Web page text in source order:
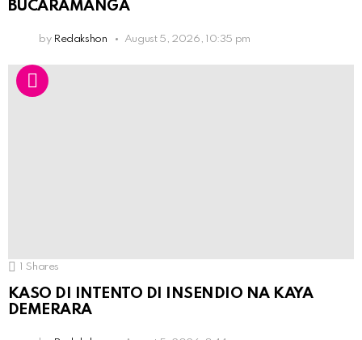
BUCARAMANGA
by Redakshon August 5, 2026, 10:35 pm
Shares
KASO DI INTENTO DI INSENDIO NA KAYA
DEMERARA